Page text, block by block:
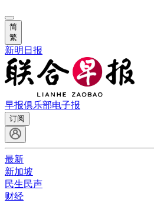
简
繁
新明日报
早报俱乐部电子报
订阅
最新
新加坡
民生民声
财经